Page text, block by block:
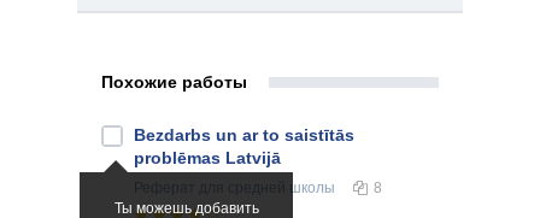
Похожие работы
Ты можешь добавить
Bezdarbs un ar to saistītās
problēmas Latvijā
для средней школы 8